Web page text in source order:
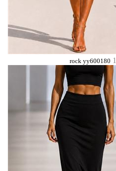
rock yy600180